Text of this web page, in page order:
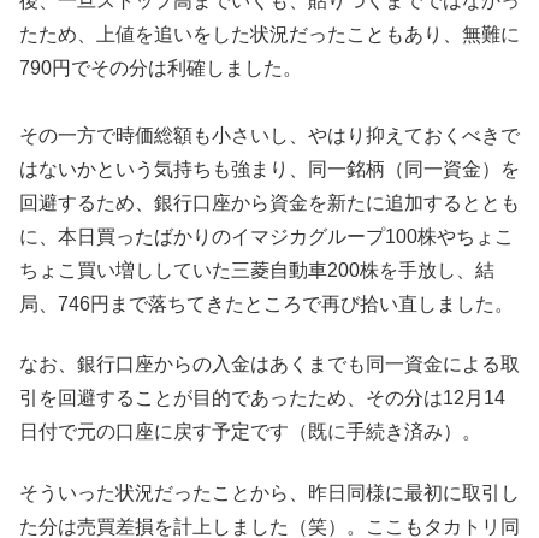
たため、上値を追いをした状況だったこともあり、無難に
790円でその分は利確しました。
その一方で時価総額も小さいし、やはり抑えておくべきで
はないかという気持ちも強まり、同一銘柄（同一資金）を
回避するため、銀行口座から資金を新たに追加するととも
に、本日買ったばかりのイマジカグループ100株やちょこ
ちょこ買い増ししていた三菱自動車200株を手放し、結
局、746円まで落ちてきたところで再び拾い直しました。
なお、銀行口座からの入金はあくまでも同一資金による取
引を回避することが目的であったため、その分は12月14
日付で元の口座に戻す予定です（既に手続き済み）。
そういった状況だったことから、昨日同様に最初に取引し
た分は売買差損を計上しました（笑）。ここもタカトリ同